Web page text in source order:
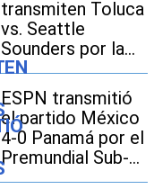
transmiten Toluca
vs. Seattle
Sounders por la
Leagues Cup 2026
en EE.UU. y
México?
ESPN transmitió
el partido México
4-0 Panamá por el
Premundial Sub-
20